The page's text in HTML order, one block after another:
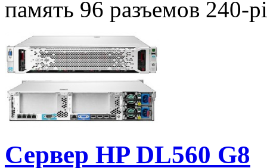
память 96 разъемов
Сервер HP DL560 G8